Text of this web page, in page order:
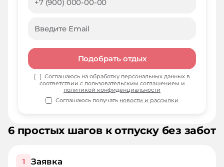
6 простых шагов к отпуску без забот
1 Заявка
Подобрать отдых
Соглашаюсь на обработку персональных данных в
соответствии с пользовательским соглашением и
политикой конфиденциальности
Соглашаюсь получать новости и рассылки